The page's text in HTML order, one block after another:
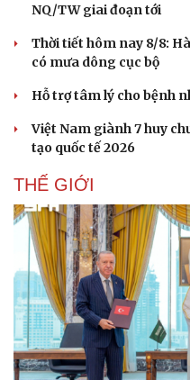
NQ/TW giai đoạn tới
Thời tiết hôm nay 8/8:
có mưa dông cục bộ
Hỗ trợ tâm lý cho bệnh
Việt Nam giành 7 huy
tạo quốc tế 2026
THẾ GIỚI